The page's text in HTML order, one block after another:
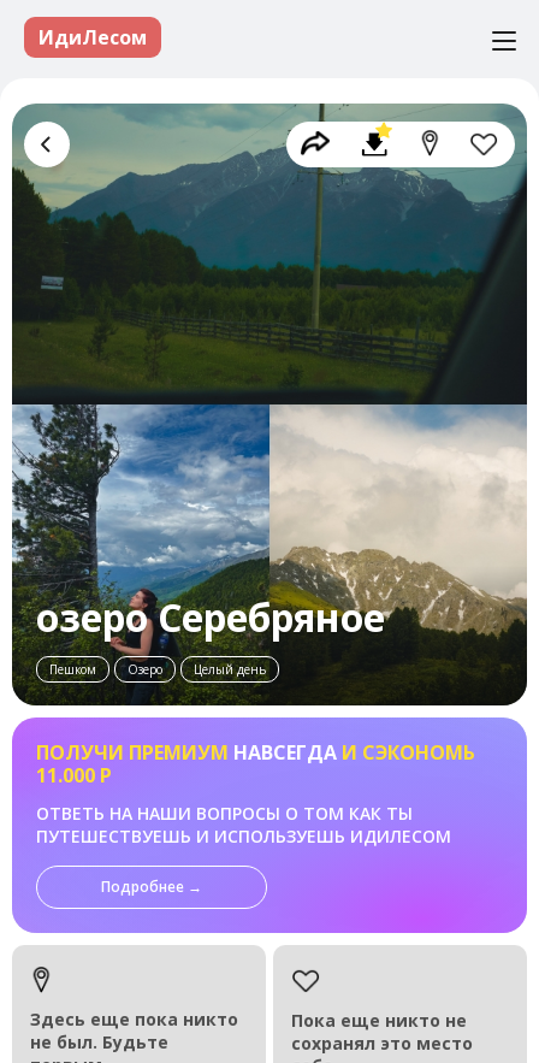
ИдиЛесом
озеро Серебряное
Пешком Озеро Целый день
ПОЛУЧИ ПРЕМИУМ НАВСЕГДА И СЭКОНОМЬ
11.000 Р
ОТВЕТЬ НА НАШИ ВОПРОСЫ О ТОМ КАК ТЫ
ПУТЕШЕСТВУЕШЬ И ИСПОЛЬЗУЕШЬ ИДИЛЕСОМ
Подробнее →
Здесь еще пока никто
не был. Будьте
Пока еще никто не
сохранял это место